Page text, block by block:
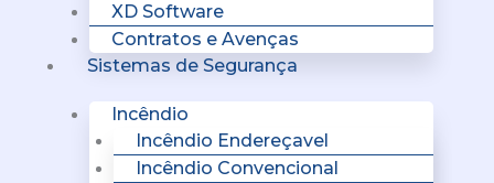
XD Software
Contratos e Avenças
Sistemas de Segurança
Incêndio
Incêndio Endereçavel
Incêndio Convencional